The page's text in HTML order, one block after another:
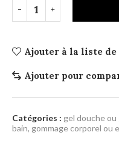
Ajouter à la liste de
Ajouter pour
Catégories : gel douche
bain, gommage corporel ou